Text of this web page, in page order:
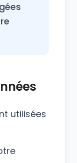
utilisées